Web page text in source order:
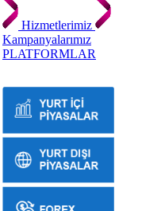
Hizmetlerimiz
Kampanyalarımız
PLATFORMLAR